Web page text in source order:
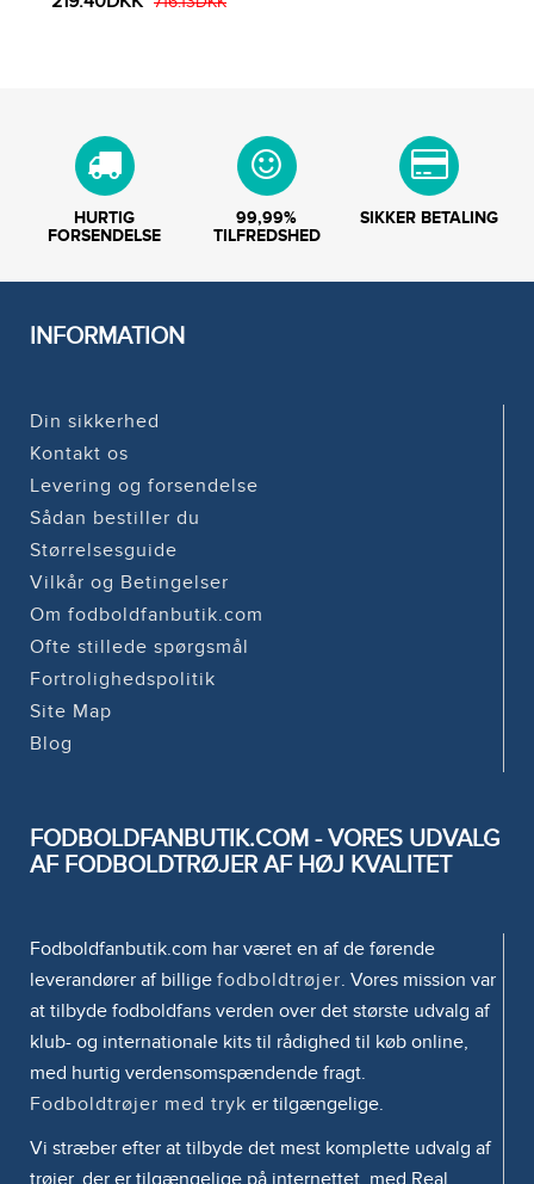
HURTIG
FORSENDELSE
99,99%
TILFREDSHED
SIKKER BETALING
INFORMATION
Din sikkerhed
Kontakt os
Levering og forsendelse
Sådan bestiller du
Størrelsesguide
Vilkår og Betingelser
Om fodboldfanbutik.com
Ofte stillede spørgsmål
Fortrolighedspolitik
Site Map
Blog
FODBOLDFANBUTIK.COM - VORES UDVALG
AF FODBOLDTRØJER AF HØJ KVALITET
Fodboldfanbutik.com har været en af de førende
leverandører af billige fodboldtrøjer. Vores mission var
at tilbyde fodboldfans verden over det største udvalg af
klub- og internationale kits til rådighed til køb online,
med hurtig verdensomspændende fragt.
Fodboldtrøjer med tryk er tilgængelige.
Vi stræber efter at tilbyde det mest komplette udvalg af
trøjer, der er tilgængelige på internettet, med Real